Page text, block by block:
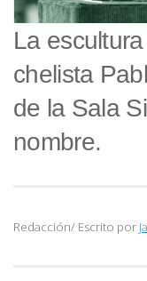
La
chelista
de la Sala
nombre.
Redacción/ Escrito por